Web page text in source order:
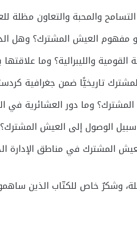
والمحبة والتعاون
مفهوم العيش المشترك؟ وهل
والليبرالية؟ وما
تاريخيًّا ضمن جغرافية
وما دور العشائرية في
الوصول إلى العيش المشترك؟
المشترك في مناطق الإدارة
وشكرٌ خاص للكتّاب الذين